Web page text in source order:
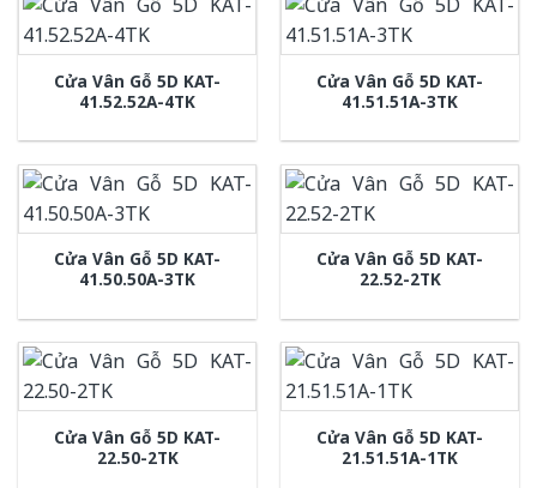
Cửa Vân Gỗ 5D KAT-
41.52.52A-4TK
Cửa Vân Gỗ 5D KAT-
41.51.51A-3TK
Cửa Vân Gỗ 5D KAT-
41.50.50A-3TK
Cửa Vân Gỗ 5D KAT-
22.52-2TK
Cửa Vân Gỗ 5D KAT-
22.50-2TK
Cửa Vân Gỗ 5D KAT-
21.51.51A-1TK